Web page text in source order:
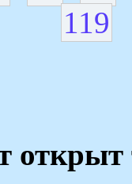
119
открыт